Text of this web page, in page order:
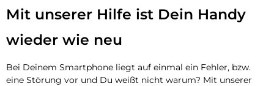
Mit unserer Hilfe ist Dein Handy
wieder wie neu
Bei Deinem Smartphone liegt auf einmal ein Fehler, bzw.
eine Störung vor und Du weißt nicht warum? Mit unserer